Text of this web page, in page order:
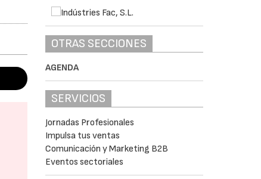
OTRAS SECCIONES
AGENDA
SERVICIOS
Jornadas Profesionales
Impulsa tus ventas
Comunicación y Marketing B2B
Eventos sectoriales